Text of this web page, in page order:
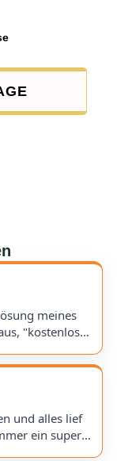
meines
"kostenloser
und die
und
es so etwas
gave me a
und alles lief
ein super